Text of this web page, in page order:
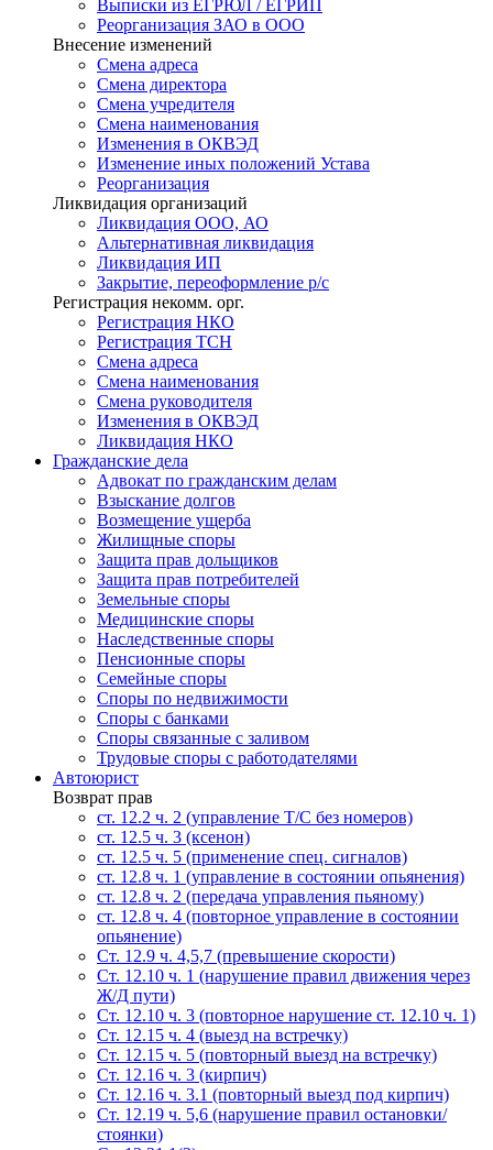
Выписки из ЕГРЮЛ / ЕГРИП
Реорганизация ЗАО в ООО
Внесение изменений
Смена адреса
Смена директора
Cмена учредителя
Смена наименования
Изменения в ОКВЭД
Изменение иных положений Устава
Реорганизация
Ликвидация организаций
Ликвидация ООО, АО
Альтернативная ликвидация
Ликвидация ИП
Закрытие, переоформление р/с
Регистрация некомм. орг.
Регистрация НКО
Регистрация ТСН
Смена адреса
Смена наименования
Смена руководителя
Изменения в ОКВЭД
Ликвидация НКО
Гражданские дела
Адвокат по гражданским делам
Взыскание долгов
Возмещение ущерба
Жилищные споры
Защита прав дольщиков
Защита прав потребителей
Земельные споры
Медицинские споры
Наследственные споры
Пенсионные споры
Семейные споры
Cпоры по недвижимости
Споры с банками
Споры связанные с заливом
Трудовые споры с работодателями
Автоюрист
Возврат прав
ст. 12.2 ч. 2 (управление Т/С без номеров)
ст. 12.5 ч. 3 (ксенон)
ст. 12.5 ч. 5 (применение спец. сигналов)
cт. 12.8 ч. 1 (управление в состоянии опьянения)
ст. 12.8 ч. 2 (передача управления пьяному)
ст. 12.8 ч. 4 (повторное управление в состоянии
опьянение)
Ст. 12.9 ч. 4,5,7 (превышение скорости)
Ст. 12.10 ч. 1 (нарушение правил движения через
Ж/Д пути)
Ст. 12.10 ч. 3 (повторное нарушение ст. 12.10 ч. 1)
Ст. 12.15 ч. 4 (выезд на встречку)
Ст. 12.15 ч. 5 (повторный выезд на встречку)
Ст. 12.16 ч. 3 (кирпич)
Ст. 12.16 ч. 3.1 (повторный выезд под кирпич)
Ст. 12.19 ч. 5,6 (нарушение правил остановки/
стоянки)